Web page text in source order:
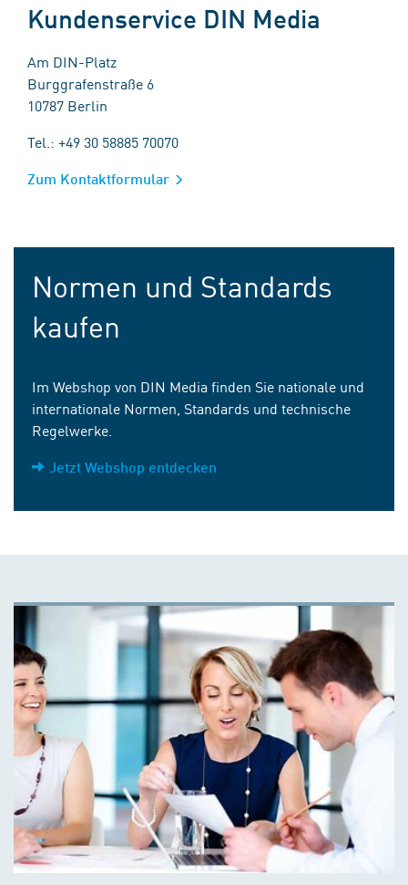
Kundenservice DIN Media
Am DIN-Platz
Burggrafenstraße 6
10787 Berlin
Tel.: +49 30 58885 70070
Zum Kontaktformular
Normen und Standards
kaufen
Im Webshop von DIN Media finden Sie nationale und
internationale Normen, Standards und technische
Regelwerke.
Jetzt Webshop entdecken